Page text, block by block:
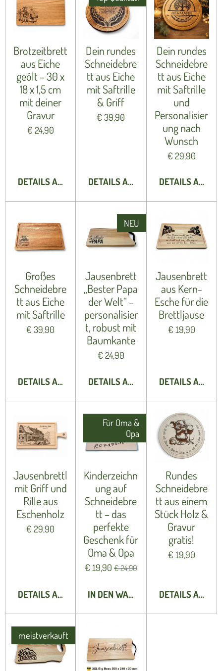
Brotzeitbrett
aus Eiche
geölt – 30 x
18 x 1,5 cm
mit deiner
Gravur
€ 24,90
DETAILS ANZEIGEN
Dein rundes
Schneidebre
tt aus Eiche
mit Saftrille
& Griff
€ 39,90
DETAILS ANZEIGEN
Dein rundes
Schneidebre
tt aus Eiche
mit Saftrille
und
Personalisier
ung nach
Wunsch
€ 29,90
DETAILS
Großes
Schneidebre
tt aus Eiche
mit Saftrille
€ 39,90
DETAILS ANZEIGEN
NEU
Jausenbrett
„Bester Papa
der Welt“ –
personalisier
t, robust mit
Baumkante
€ 24,90
DETAILS ANZEIGEN
Jausenbrett
aus Kern-
Esche für die
Brettljause
€ 19,90
DETAILS
Jausenbrettl
mit Griff und
Rille aus
Eschenholz
€ 29,90
DETAILS ANZEIGEN
Für Oma &
Opa
Kinderzeichn
ung auf
Schneidebre
tt – das
perfekte
Geschenk für
Oma & Opa
€ 19,90 € 24,90
IN DEN WARENKORB
Rundes
Schneidebre
tt aus einem
Stück Holz &
Gravur
gratis!
€ 19,90
DETAILS
meistverkauft